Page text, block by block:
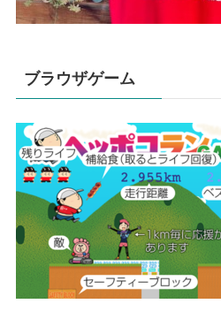
ブラウザゲーム